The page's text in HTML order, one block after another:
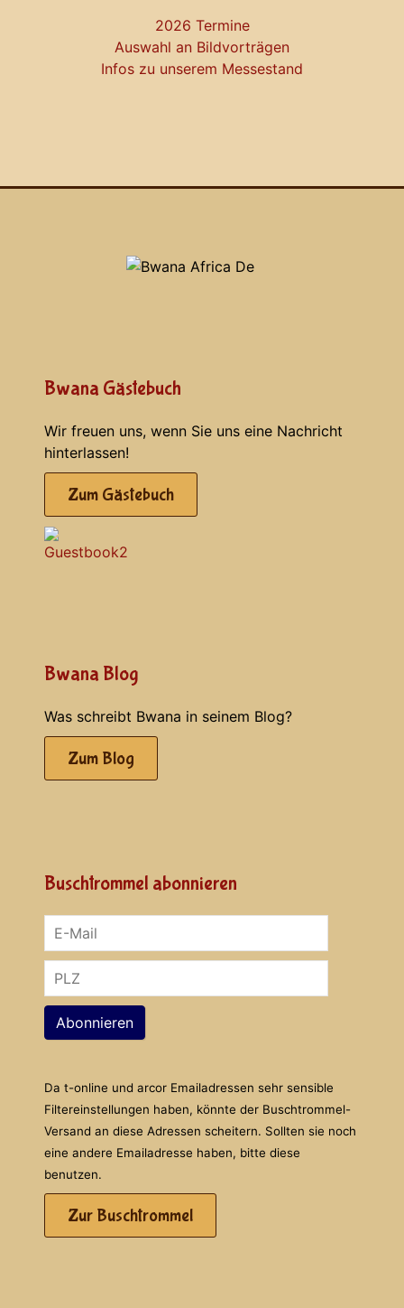
2026 Termine
Auswahl an Bildvorträgen
Infos zu unserem Messestand
Bwana Gästebuch
Wir freuen uns, wenn Sie uns eine Nachricht
hinterlassen!
Zum Gästebuch
Bwana Blog
Was schreibt Bwana in seinem Blog?
Zum Blog
Buschtrommel abonnieren
Abonnieren
Da t-online und arcor Emailadressen sehr sensible
Filtereinstellungen haben, könnte der Buschtrommel-
Versand an diese Adressen scheitern. Sollten sie noch
eine andere Emailadresse haben, bitte diese
benutzen.
Zur Buschtrommel